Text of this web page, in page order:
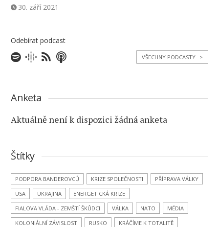
30. září 2021
Odebírat podcast
VŠECHNY PODCASTY >
Anketa
Aktuálně není k dispozici žádná anketa
Štítky
PODPORA BANDEROVCŮ KRIZE SPOLEČNOSTI
PŘÍPRAVA VÁLKY
USA
UKRAJINA
ENERGETICKÁ KRIZE
FIALOVA VLÁDA - ZEMŠTÍ ŠKŮDCI
VÁLKA NATO
MÉDIA
KOLONIÁLNÍ ZÁVISLOST
RUSKO
KRÁČÍME K TOTALITĚ